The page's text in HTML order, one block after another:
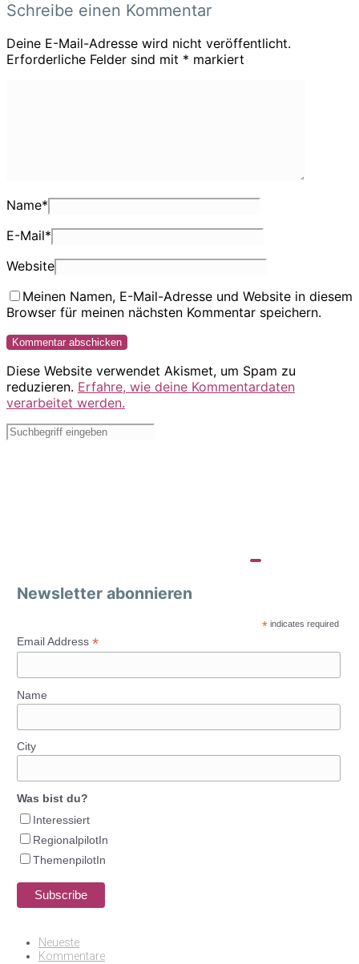
Schreibe einen Kommentar
Deine E-Mail-Adresse wird nicht veröffentlicht.
Erforderliche Felder sind mit * markiert
Name*
E-Mail*
Website
Meinen Namen, E-Mail-Adresse und Website in diesem
Browser für meinen nächsten Kommentar speichern.
Diese Website verwendet Akismet, um Spam zu
reduzieren. Erfahre, wie deine Kommentardaten
verarbeitet werden.
Newsletter abonnieren
* indicates required
Email Address *
Name
City
Was bist du?
Interessiert
RegionalpilotIn
ThemenpilotIn
Neueste
Kommentare